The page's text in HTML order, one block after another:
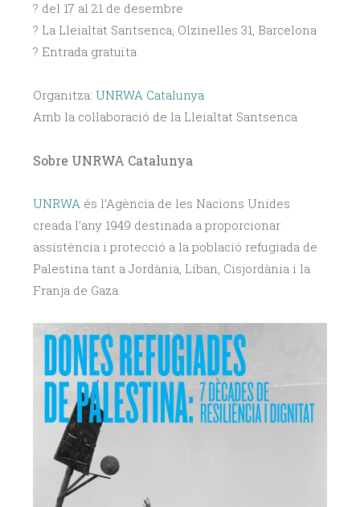
? del 17 al 21 de desembre
? La Lleialtat Santsenca, Olzinelles 31, Barcelona
? Entrada gratuïta
Organitza: UNRWA Catalunya
Amb la col·laboració de la Lleialtat Santsenca
Sobre UNRWA Catalunya
UNRWA és l’Agència de les Nacions Unides
creada l’any 1949 destinada a proporcionar
assistència i protecció a la població refugiada de
Palestina tant a Jordània, Líban, Cisjordània i la
Franja de Gaza.